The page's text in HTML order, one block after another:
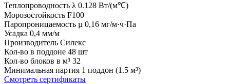
Теплопроводность λ 0.128 Вт/(м℃)
Морозостойкость F100
Паропроницаемость µ 0,16 мг/м·ч·Па
Усадка 0,4 мм/м
Производитель Силекс
Кол-во в поддоне 48 шт
Кол-во блоков в м³ 32
Минимальная партия 1 поддон (1.5 м³)
Смотреть сертификаты